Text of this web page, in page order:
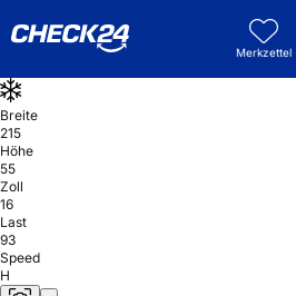
Merkzettel
Breite
215
Höhe
55
Zoll
16
Last
93
Speed
H